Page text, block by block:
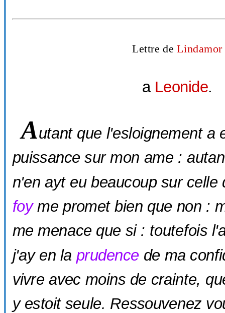
Lettre deLindamor
a Leonide.
Autant que l'esloignement a
puissance sur mon ame :
n'en ayt eu beaucoup sur celle
foymeprometbien que non :
me menace que si: toutefois l'
j'ay en la prudence de ma
vivre avec moins de crainte,
y estoit seule. Ressouvenez